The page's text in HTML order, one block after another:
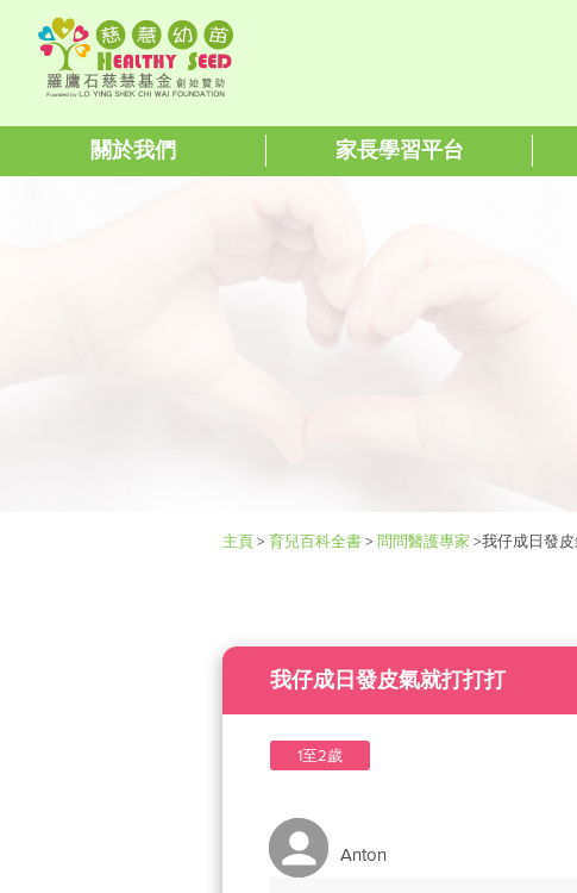
關於我們 家長學習平台
主頁> 育兒百科全書> 問問醫護專家 >我仔成日發
我仔成日發皮氣就打打打
1至2歲
Anton